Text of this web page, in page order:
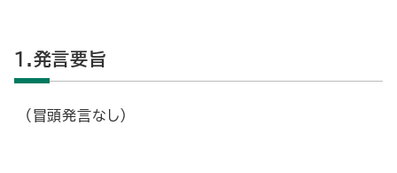
1.発言要旨
（冒頭発言なし）